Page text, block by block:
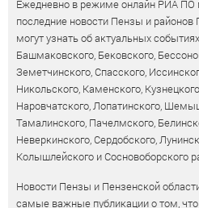
Ежедневно в режиме онлайн РИА ПО
последние новости Пензы и районов
могут узнать об актуальных
Башмаковского, Бековского,
Земетчинского, Спасского,
Никольского, Каменского,
Наровчатского, Лопатинского,
Тамалинского, Пачелмского,
Неверкинского, Сердобского,
Колышлейского и Сосновоборского
Новости Пензы и Пензенской
самые важные публикации о том, что